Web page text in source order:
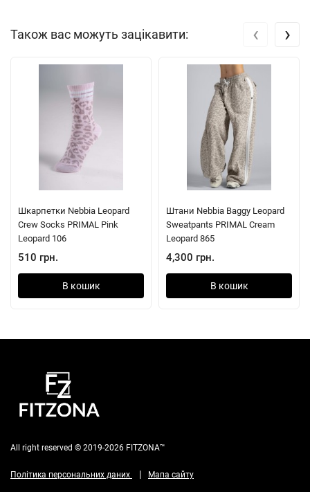
Також вас можуть зацікавити:
Шкарпетки Nebbia Leopard
Crew Socks PRIMAL Pink
Leopard 106
510 грн.
В кошик
Штани Nebbia Baggy Leopard
Sweatpants PRIMAL Cream
Leopard 865
4,300 грн.
В кошик
‹ ›
All right reserved © 2019-2026 FITZONA™
Політика персональних даних | Мапа сайту